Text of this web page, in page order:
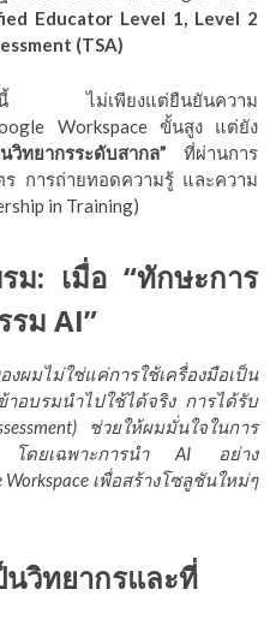
Educator Level 1, Level 2
(TSA)
รั้งนี้ ไม่เพียงแต่ยืนยันความ
Workspace ขั้นสูง แต่ยัง
วิทยากรระดับสากล” ที่ผ่านการ
การถ่ายทอดความรู้ และความ
in Training)
ม: เมื่อ “ทักษะการ
รม AI”
งผมไม่ใช่แค่การใช้เครื่องมือเป็น
าอบรมนำไปใช้ได้จริง การได้รับ
ช่วยให้ผมมั่นใจในการ
โดยเฉพาะการนำ AI อย่าง
เพื่อสร้างโซลูชันใหม่ๆ
นวิทยากรและที่